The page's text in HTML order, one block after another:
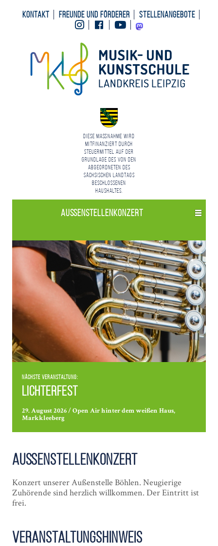
Kontakt Freunde und Förderer
Stellenangebote
InstagramFacebookYoutubeMastodon
Diese Maßnahme wird
mitfinanziert durch
Steuermittel auf der
Grundlage des von den
Abgeordneten des
Sächsischen Landtags
beschlossenen
Haushaltes.
Außenstellen­konzert
Nächste Veranstaltung:
Lichterfest
29. August 2026 / Open Air hinter dem weißen Haus,
Markkleeberg
Außenstellen­konzert
Konzert unserer Außenstelle Böhlen. Neugierige
Zuhörende sind herzlich willkommen. Der Eintritt ist
frei.
Veranstaltungshinweis